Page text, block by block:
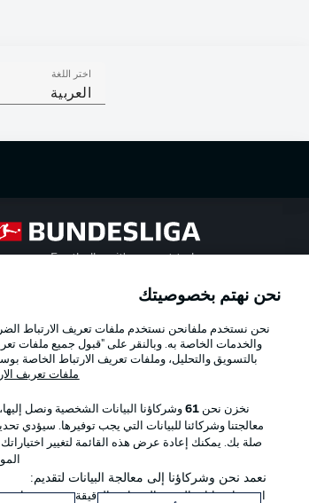
اختر اللغة
العربية
Football as it's meant to be
Official Partners
نحن نهتم بخصوصيتك
نحن نستخدم ملفانحن نستخدم ملفات تعريف الارتباط
والخدمات الخاصة به. وبالنقر على "قبول جميع ملفات
بالتسويق والتحليل، وملفات تعريف الارتباط الخاصة
ملفات تعريف
نخزن نحن 61وشركاؤنا البيانات الشخصية ونصل
معالجتنا وشركائنا للبيانات التي يجب توفيرها. سيؤدي
صلة بك. يمكنك إعادة عرض هذه القائمة لتغيير
نعمد نحن وشركاؤنا إلى معالجة البيانات لتقديم:
استخدام بيانات الموقع الجغرافي الدقيقة. فحص خصائص